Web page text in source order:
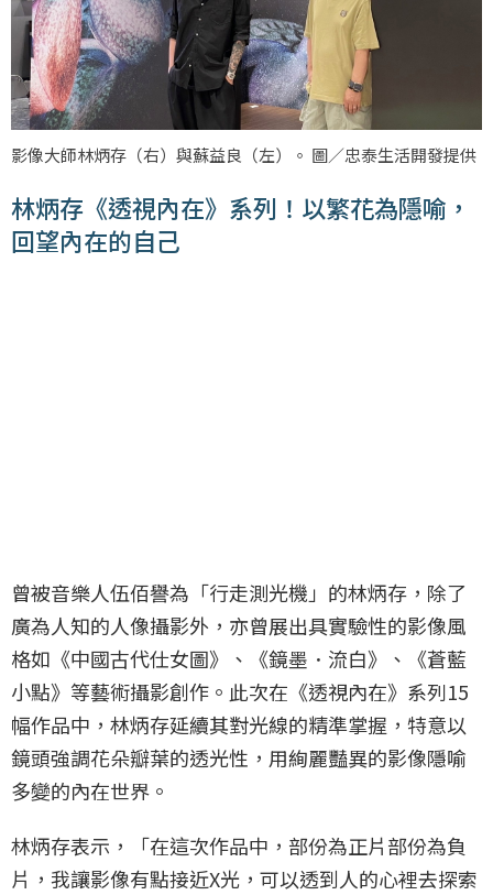
影像大師林炳存（右）與蘇益良（左）。 圖／忠泰生活開發提供
林炳存《透視內在》系列！以繁花為隱喻，
回望內在的自己
曾被音樂人伍佰譽為「行走測光機」的林炳存，除了
廣為人知的人像攝影外，亦曾展出具實驗性的影像風
格如《中國古代仕女圖》、《鏡墨．流白》、《蒼藍
小點》等藝術攝影創作。此次在《透視內在》系列15
幅作品中，林炳存延續其對光線的精準掌握，特意以
鏡頭強調花朵瓣葉的透光性，用絢麗豔異的影像隱喻
多變的內在世界。
林炳存表示，「在這次作品中，部份為正片部份為負
片，我讓影像有點接近X光，可以透到人的心裡去探索